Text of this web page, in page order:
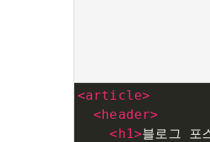
<article>
<header>
<h1>블로그 포